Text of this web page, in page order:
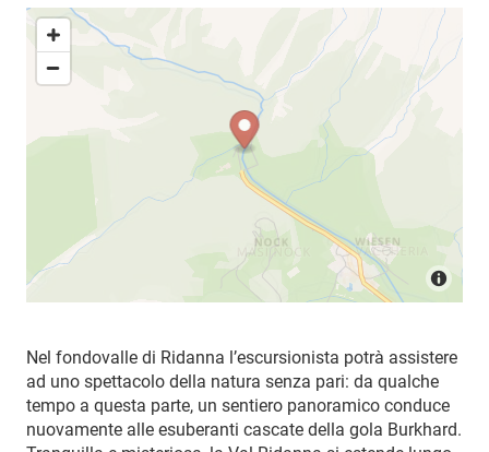
Nel fondovalle di Ridanna l’escursionista potrà assistere
ad uno spettacolo della natura senza pari: da qualche
tempo a questa parte, un sentiero panoramico conduce
nuovamente alle esuberanti cascate della gola Burkhard.